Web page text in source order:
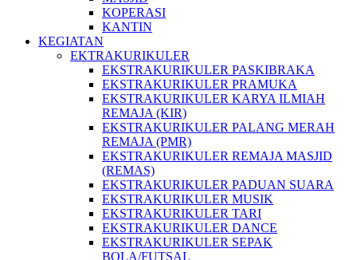
KOPERASI
KANTIN
KEGIATAN
EKTRAKURIKULER
EKSTRAKURIKULER PASKIBRAKA
EKSTRAKURIKULER PRAMUKA
EKSTRAKURIKULER KARYA ILMIAH
REMAJA (KIR)
EKSTRAKURIKULER PALANG MERAH
REMAJA (PMR)
EKSTRAKURIKULER REMAJA MASJID
(REMAS)
EKSTRAKURIKULER PADUAN SUARA
EKSTRAKURIKULER MUSIK
EKSTRAKURIKULER TARI
EKSTRAKURIKULER DANCE
EKSTRAKURIKULER SEPAK
BOLA/FUTSAL